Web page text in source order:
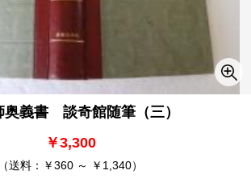
奥義書 談奇館随筆（三）
￥3,300
（送料：￥360 ～ ￥1,340）